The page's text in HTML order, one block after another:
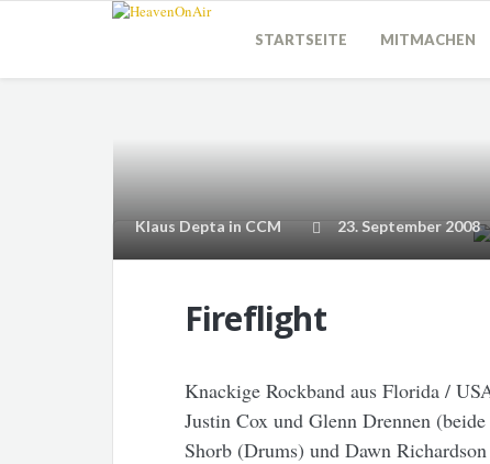
STARTSEITE MITMACHEN
Klaus Depta in CCM 23. September 2008
Fireflight
Knackige Rockband aus Florida /
Justin Cox und Glenn Drennen
Shorb (Drums) und Dawn